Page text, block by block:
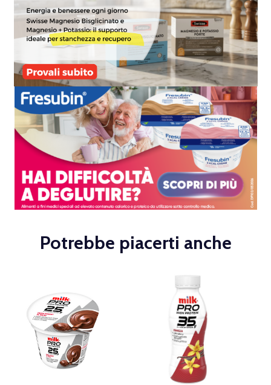
Potrebbe piacerti anche